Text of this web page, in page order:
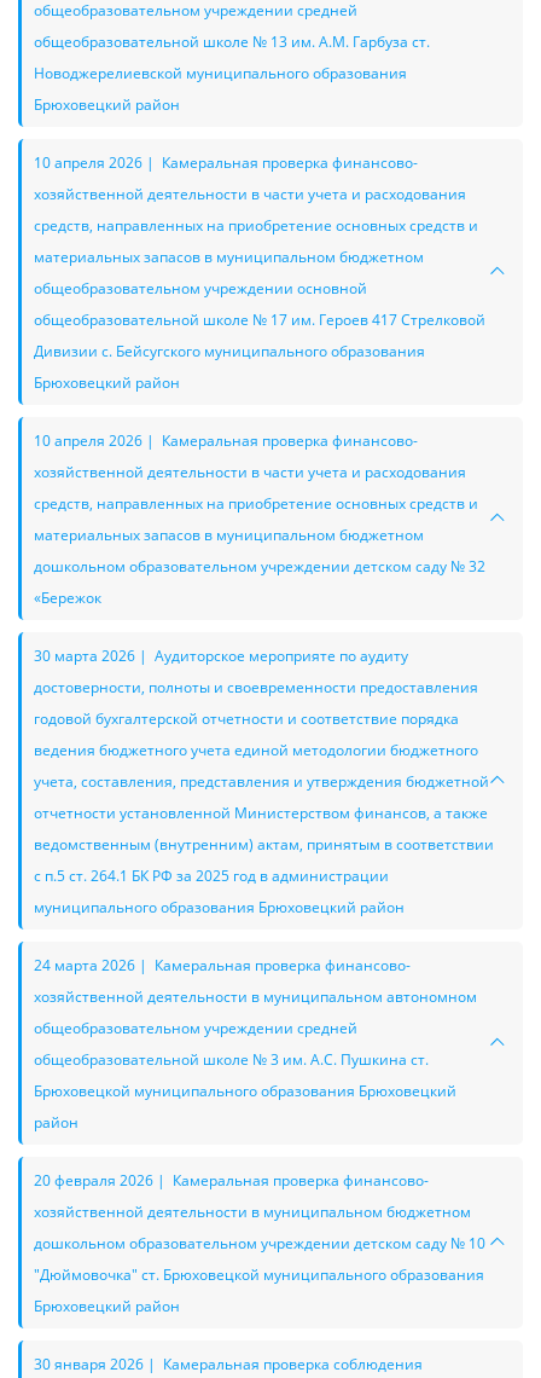
общеобразовательном учреждении средней
общеобразовательной школе № 13 им. А.М. Гарбуза ст.
Новоджерелиевской муниципального образования
Брюховецкий район
10 апреля 2026 | Камеральная проверка финансово-
хозяйственной деятельности в части учета и расходования
средств, направленных на приобретение основных средств и
материальных запасов в муниципальном бюджетном
общеобразовательном учреждении основной
общеобразовательной школе № 17 им. Героев 417 Стрелковой
Дивизии с. Бейсугского муниципального образования
Брюховецкий район
10 апреля 2026 | Камеральная проверка финансово-
хозяйственной деятельности в части учета и расходования
средств, направленных на приобретение основных средств и
материальных запасов в муниципальном бюджетном
дошкольном образовательном учреждении детском саду № 32
«Бережок
30 марта 2026 | Аудиторское мероприяте по аудиту
достоверности, полноты и своевременности предоставления
годовой бухгалтерской отчетности и соответствие порядка
ведения бюджетного учета единой методологии бюджетного
учета, составления, представления и утверждения бюджетной
отчетности установленной Министерством финансов, а также
ведомственным (внутренним) актам, принятым в соответствии
с п.5 ст. 264.1 БК РФ за 2025 год в администрации
муниципального образования Брюховецкий район
24 марта 2026 | Камеральная проверка финансово-
хозяйственной деятельности в муниципальном автономном
общеобразовательном учреждении средней
общеобразовательной школе № 3 им. А.С. Пушкина ст.
Брюховецкой муниципального образования Брюховецкий
район
20 февраля 2026 | Камеральная проверка финансово-
хозяйственной деятельности в муниципальном бюджетном
дошкольном образовательном учреждении детском саду № 10
"Дюймовочка" ст. Брюховецкой муниципального образования
Брюховецкий район
30 января 2026 | Камеральная проверка соблюдения